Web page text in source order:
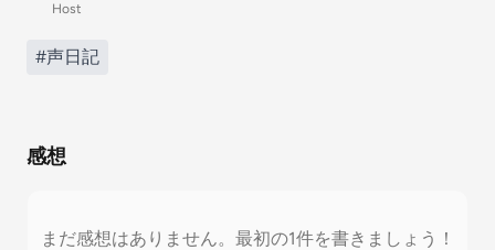
Host
#声日記
感想
まだ感想はありません。最初の1件を書きましょう！